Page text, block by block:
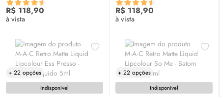
R$ 118,90
à vista
R$ 118,90
à vista
+ 22 opções
Indisponível
+ 22 opções
Indisponível